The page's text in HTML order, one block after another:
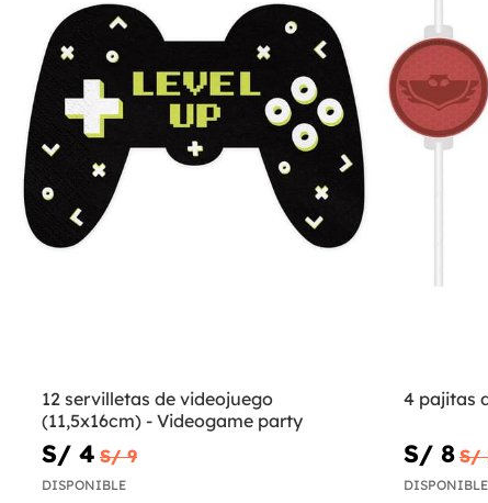
12 servilletas de videojuego
(11,5x16cm) - Videogame party
S/ 4 S/ 9
DISPONIBLE
4 pajitas
S/ 8 S/
DISPONIBLE